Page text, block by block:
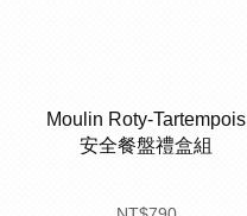
Moulin Roty-Tartempois
安全餐盤禮盒組